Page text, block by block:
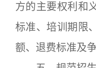
方的主要权利和
标准、培训期限
额、退费标准及